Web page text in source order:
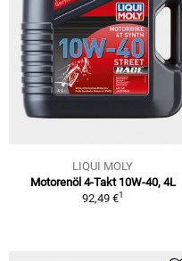
LIQUI MOLY
Motorenöl 4-Takt 10W-40, 4L
92,49 €1